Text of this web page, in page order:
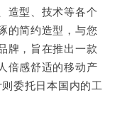
造型、技术等各个
的简约造型，与您
牌，旨在推出一款
倍感舒适的移动产
委托日本国内的工